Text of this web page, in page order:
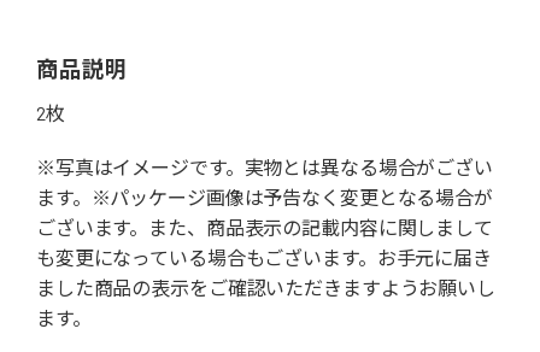
商品説明
2枚
※写真はイメージです。実物とは異なる場合がござい
ます。※パッケージ画像は予告なく変更となる場合が
ございます。また、商品表示の記載内容に関しまして
も変更になっている場合もございます。お手元に届き
ました商品の表示をご確認いただきますようお願いし
ます。